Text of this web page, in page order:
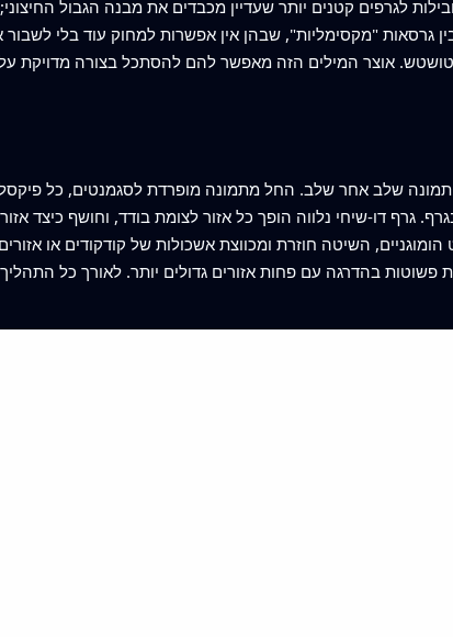
לגרפים קטנים יותר שעדיין מכבדים את מבנה הגבול
גרסאות "מקסימליות", שבהן אין אפשרות למחוק עוד בלי לשבור
תמונה שלב אחר שלב. החל מתמונה מופרדת לסגמנטים, כל
השיטה חוזרת ומכווצת אשכולות של קודקודים או
פשוטות בהדרגה עם פחות אזורים גדולים יותר. לאורך כל